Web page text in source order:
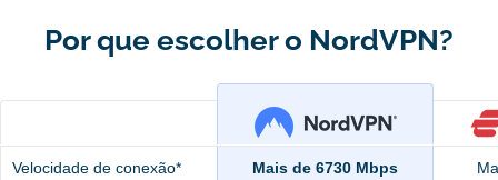
Por que escolher o NordVPN?
Velocidade de conexão* Mais de 6730 Mbps